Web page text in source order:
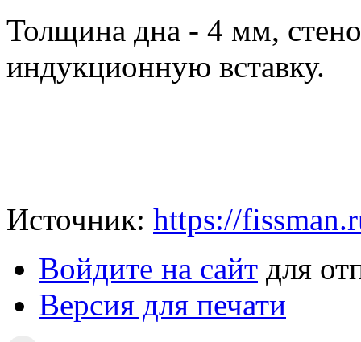
Толщина дна - 4 мм,
индукционную вставку.
Источник: https://
Войдите на сайт для
Версия для печати